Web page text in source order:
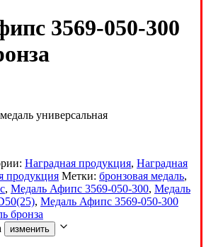
3569-050-300
универсальная
Наградная продукция, Наградная
продукция Метки: бронзовая медаль,
, Медаль Афипс 3569-050-300, Медаль
, Медаль Афипс 3569-050-300
бронза
изменить